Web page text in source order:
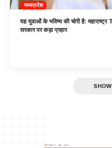
मध्यप्रदेश
यह युवाओं के भविष्य की चोरी है:
सरकार पर कड़ा प्रहार